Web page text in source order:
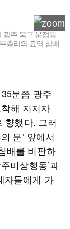
광주 북구 운정동
총리의 묘역 참배
분쯤 광주
해 지지자
향했다. 그러
문’ 앞에서
배를 비판하
비상행동’과
자들에게 가